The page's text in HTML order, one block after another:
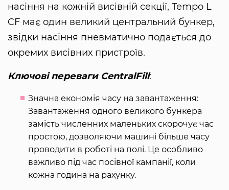
насіння на кожній висівній секції, Tempo L
CF має один великий центральний бункер,
звідки насіння пневматично подається до
окремих висівних пристроїв.
Ключові переваги CentralFill:
Значна економія часу на завантаження:
Завантаження одного великого бункера
замість численних маленьких скорочує час
простою, дозволяючи машині більше часу
проводити в роботі на полі. Це особливо
важливо під час посівної кампанії, коли
кожна година на рахунку.